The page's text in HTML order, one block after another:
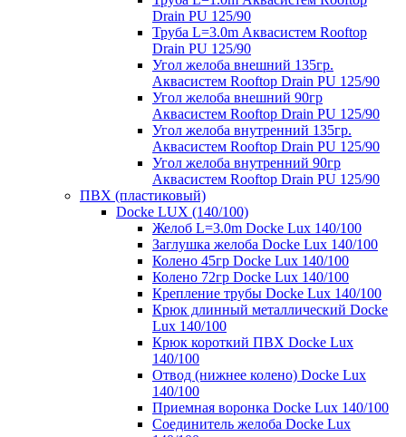
Drain PU 125/90
Труба L=3.0m Аквасистем Rooftop
Drain PU 125/90
Угол желоба внешний 135гр.
Аквасистем Rooftop Drain PU 125/90
Угол желоба внешний 90гр
Аквасистем Rooftop Drain PU 125/90
Угол желоба внутренний 135гр.
Аквасистем Rooftop Drain PU 125/90
Угол желоба внутренний 90гр
Аквасистем Rooftop Drain PU 125/90
ПВХ (пластиковый)
Docke LUX (140/100)
Желоб L=3.0m Docke Lux 140/100
Заглушка желоба Docke Lux 140/100
Колено 45гр Docke Lux 140/100
Колено 72гр Docke Lux 140/100
Крепление трубы Docke Lux 140/100
Крюк длинный металлический Docke
Lux 140/100
Крюк короткий ПВХ Docke Lux
140/100
Отвод (нижнее колено) Docke Lux
140/100
Приемная воронка Docke Lux 140/100
Соединитель желоба Docke Lux